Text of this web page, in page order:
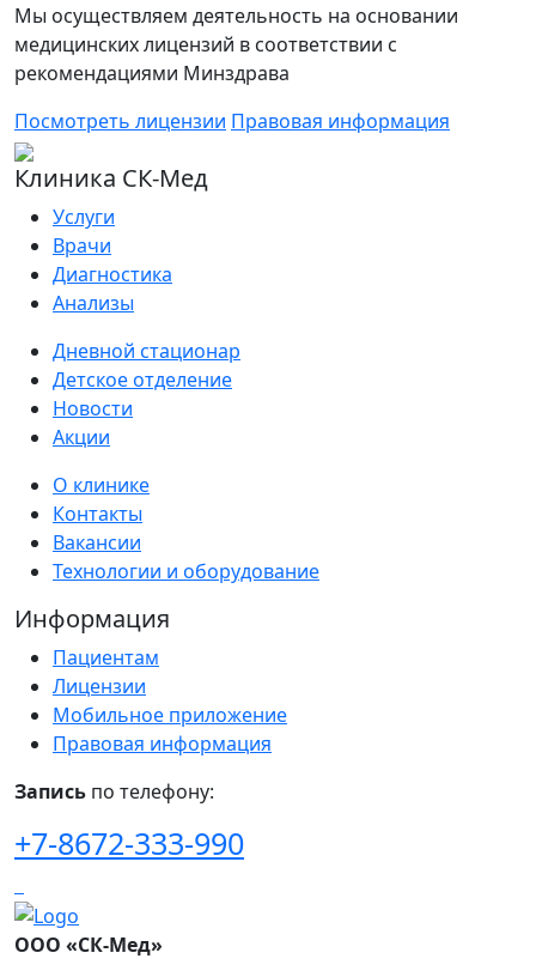
Мы осуществляем деятельность на основании
медицинских лицензий в соответствии с
рекомендациями Минздрава
Посмотреть лицензии Правовая информация
Клиника СК-Мед
Услуги
Врачи
Диагностика
Анализы
Дневной стационар
Детское отделение
Новости
Акции
О клинике
Контакты
Вакансии
Технологии и оборудование
Информация
Пациентам
Лицензии
Мобильное приложение
Правовая информация
Запись по телефону:
+7-8672-333-990
ООО «СК-Мед»